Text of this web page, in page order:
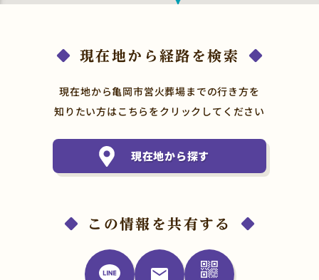
現在地から経路を検索
現在地から亀岡市営火葬場までの行き方を
知りたい方はこちらをクリックしてください
現在地から探す
この情報を共有する